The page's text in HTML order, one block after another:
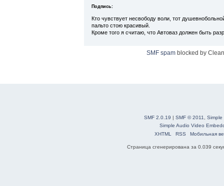
Подпись:
Кто чувствует несвободу воли, тот
пальто стою красивый.
Кроме того я считаю, что Автоваз должен быть
SMF spam blocked by
SMF 2.0.19 | SMF © 2011
Simple
Simple Audio Video
XHTML
RSS Мобильная
Страница сгенерирована за 0.039